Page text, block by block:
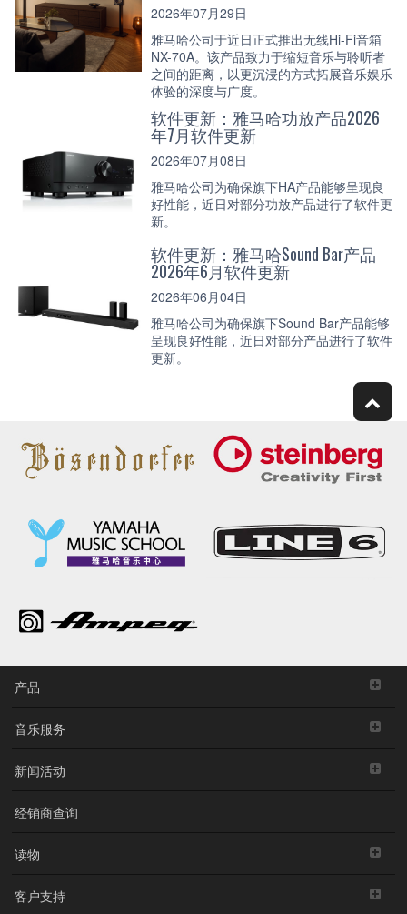
2026年07月29日
雅马哈公司于近日正式推出无线Hi-Fi音箱
NX-70A。该产品致力于缩短音乐与聆听者
之间的距离，以更沉浸的方式拓展音乐娱乐
体验的深度与广度。
软件更新：雅马哈功放产品2026
年7月软件更新
2026年07月08日
雅马哈公司为确保旗下HA产品能够呈现良
好性能，近日对部分功放产品进行了软件更
新。
软件更新：雅马哈Sound Bar产品
2026年6月软件更新
2026年06月04日
雅马哈公司为确保旗下Sound Bar产品能够
呈现良好性能，近日对部分产品进行了软件
更新。
产品
音乐服务
新闻活动
经销商查询
读物
客户支持